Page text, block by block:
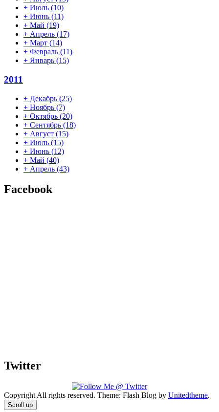
+ Июль (10)
+ Июнь (11)
+ Май (19)
+ Апрель (17)
+ Март (14)
+ Февраль (11)
+ Январь (15)
2011
+ Декабрь (25)
+ Ноябрь (7)
+ Октябрь (20)
+ Сентябрь (18)
+ Август (15)
+ Июль (15)
+ Июнь (12)
+ Май (40)
+ Апрель (43)
Facebook
Twitter
Copyright All rights reserved. Theme: Flash Blog by Unitedtheme.
Scroll up